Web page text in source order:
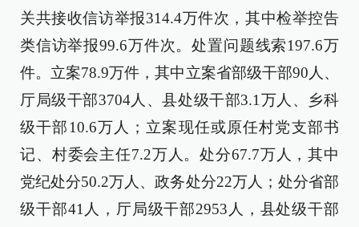
关共接收信访举报314.4万件次，其中检举控告
类信访举报99.6万件次。处置问题线索197.6万
件。立案78.9万件，其中立案省部级干部90人、
厅局级干部3704人、县处级干部3.1万人、乡科
级干部10.6万人；立案现任或原任村党支部书
记、村委会主任7.2万人。处分67.7万人，其中
党纪处分50.2万人、政务处分22万人；处分省部
级干部41人，厅局级干部2953人，县处级干部